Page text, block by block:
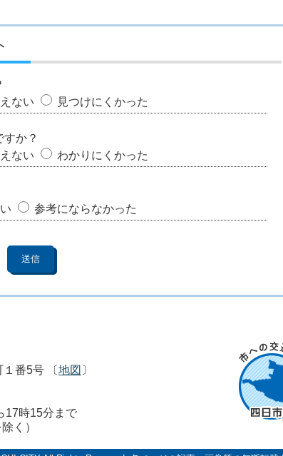
ない 見つけにくかった
か？
ない わかりにくかった
参考にならなかった
番5号 〔地図 〕
17時15分まで
く）